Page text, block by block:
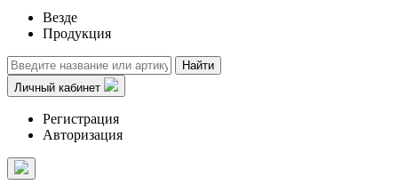
Везде
Продукция
Найти
Личный кабинет
Регистрация
Авторизация